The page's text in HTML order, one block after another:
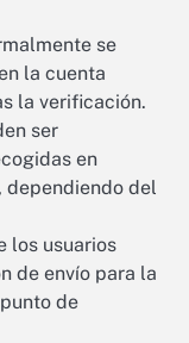
se
la cuenta
la verificación.
ser
en
dependiendo del
los usuarios
de envío para la
de